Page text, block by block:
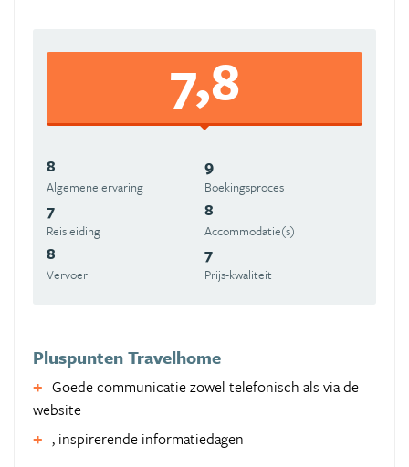
7,8
8
Algemene ervaring
9
Boekingsproces
7
Reisleiding
8
Accommodatie(s)
8
Vervoer
7
Prijs-kwaliteit
Pluspunten Travelhome
Goede communicatie zowel telefonisch als via de
website
, inspirerende informatiedagen